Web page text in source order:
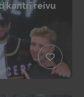
kantrī reivu